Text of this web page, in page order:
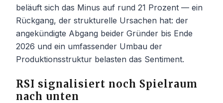
beläuft sich das Minus auf rund 21 Prozent — ein
Rückgang, der strukturelle Ursachen hat: der
angekündigte Abgang beider Gründer bis Ende
2026 und ein umfassender Umbau der
Produktionsstruktur belasten das Sentiment.
RSI signalisiert noch Spielraum
nach unten